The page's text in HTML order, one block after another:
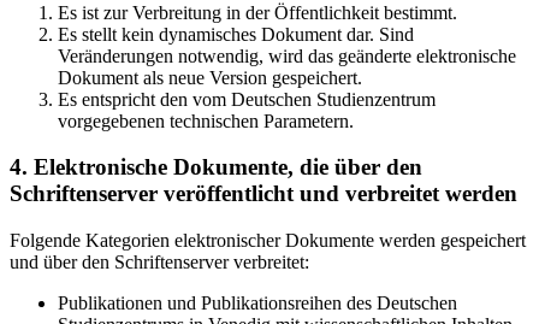
Es ist zur Verbreitung in der Öffentlichkeit bestimmt.
Es stellt kein dynamisches Dokument dar. Sind
Veränderungen notwendig, wird das geänderte elektronische
Dokument als neue Version gespeichert.
Es entspricht den vom Deutschen Studienzentrum
vorgegebenen technischen Parametern.
4. Elektronische Dokumente, die über den
Schriftenserver veröffentlicht und verbreitet werden
Folgende Kategorien elektronischer Dokumente werden gespeichert
und über den Schriftenserver verbreitet:
Publikationen und Publikationsreihen des Deutschen